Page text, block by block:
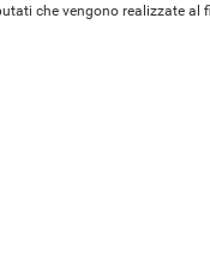
che vengono realizzate al